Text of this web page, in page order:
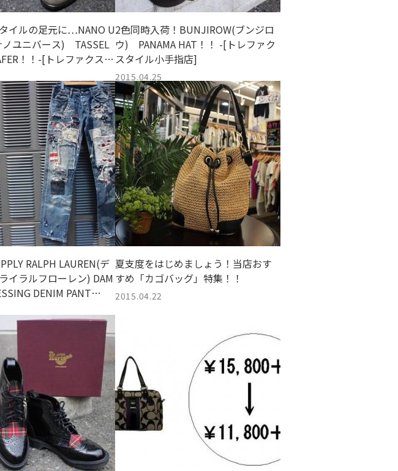
イルの足元に…NANO U
ノユニバース) TASSEL
！！-[トレファクスタ
]
2色同時入荷！BUNJIROW(ブンジロ
ウ) PANAMA HAT！！ -[トレファク
スタイル小手指店]
2015.04.25
RALPH LAUREN(デ
イラルフローレン) DAM
DENIM PANT
ァクスタイル小手指店]
夏支度をはじめましょう！当店おす
すめ「カゴバッグ」特集！！
2015.04.22